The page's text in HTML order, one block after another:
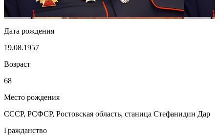
Дата рождения
19.08.1957
Возраст
68
Место рождения
СССР, РСФСР, Ростовская область, станица Стефанидин Дар
Гражданство